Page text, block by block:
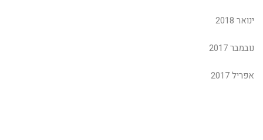
ינואר 2018
נובמבר 2017
אפריל 2017